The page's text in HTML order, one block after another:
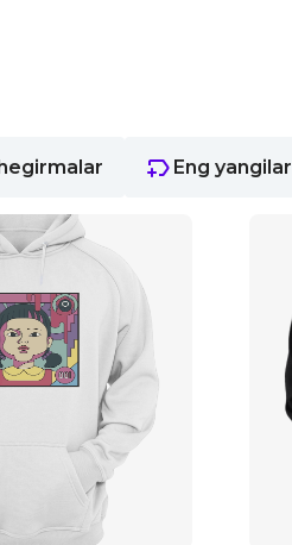
Eng yangilar